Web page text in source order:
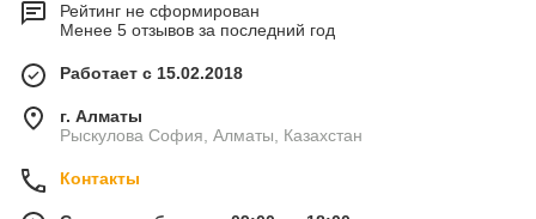
Рейтинг не сформирован
Менее 5 отзывов за последний год
Работает с 15.02.2018
г. Алматы
Рыскулова София, Алматы, Казахстан
Контакты